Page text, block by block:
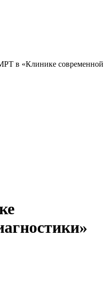
в «Клинике современной